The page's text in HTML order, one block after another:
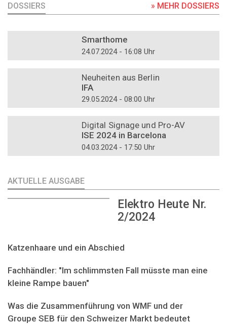
DOSSIERS » MEHR DOSSIERS
Smarthome
24.07.2024 - 16:08 Uhr
Neuheiten aus Berlin
IFA
29.05.2024 - 08:00 Uhr
Digital Signage und Pro-AV
ISE 2024 in Barcelona
04.03.2024 - 17:50 Uhr
AKTUELLE AUSGABE
Elektro Heute Nr.
2/2024
Katzenhaare und ein Abschied
Fachhändler: "Im schlimmsten Fall müsste man eine
kleine Rampe bauen"
Was die Zusammenführung von WMF und der
Groupe SEB für den Schweizer Markt bedeutet